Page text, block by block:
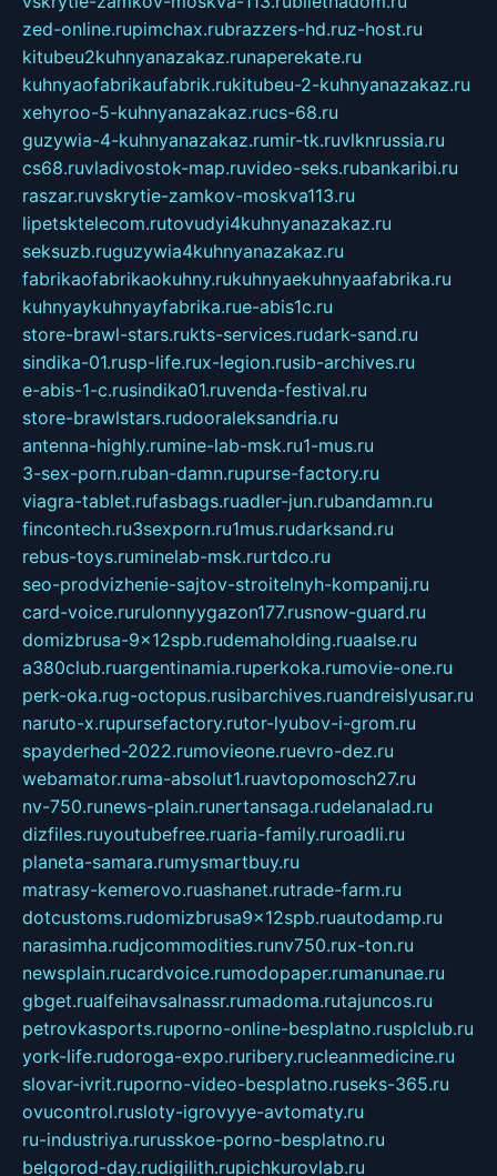
zed-online.rupimchax.rubrazzers-hd.ruz-host.ru
kitubeu2kuhnyanazakaz.runaperekate.ru
kuhnyaofabrikaufabrik.rukitubeu-2-kuhnyanazakaz.ru
xehyroo-5-kuhnyanazakaz.rucs-68.ru
guzywia-4-kuhnyanazakaz.rumir-tk.ruvlknrussia.ru
cs68.ruvladivostok-map.ruvideo-seks.rubankaribi.ru
raszar.ruvskrytie-zamkov-moskva113.ru
lipetsktelecom.rutovudyi4kuhnyanazakaz.ru
seksuzb.ruguzywia4kuhnyanazakaz.ru
fabrikaofabrikaokuhny.rukuhnyaekuhnyaafabrika.ru
kuhnyaykuhnyayfabrika.rue-abis1c.ru
store-brawl-stars.rukts-services.rudark-sand.ru
sindika-01.rusp-life.rux-legion.rusib-archives.ru
e-abis-1-c.rusindika01.ruvenda-festival.ru
store-brawlstars.rudooraleksandria.ru
antenna-highly.rumine-lab-msk.ru1-mus.ru
3-sex-porn.ruban-damn.rupurse-factory.ru
viagra-tablet.rufasbags.ruadler-jun.rubandamn.ru
fincontech.ru3sexporn.ru1mus.rudarksand.ru
rebus-toys.ruminelab-msk.rurtdco.ru
seo-prodvizhenie-sajtov-stroitelnyh-kompanij.ru
card-voice.rurulonnyygazon177.rusnow-guard.ru
domizbrusa-9x12spb.rudemaholding.ruaalse.ru
a380club.ruargentinamia.ruperkoka.rumovie-one.ru
perk-oka.rug-octopus.rusibarchives.ruandreislyusar.ru
naruto-x.rupursefactory.rutor-lyubov-i-grom.ru
spayderhed-2022.rumovieone.ruevro-dez.ru
webamator.ruma-absolut1.ruavtopomosch27.ru
nv-750.runews-plain.runertansaga.rudelanalad.ru
dizfiles.ruyoutubefree.ruaria-family.ruroadli.ru
planeta-samara.rumysmartbuy.ru
matrasy-kemerovo.ruashanet.rutrade-farm.ru
dotcustoms.rudomizbrusa9x12spb.ruautodamp.ru
narasimha.rudjcommodities.runv750.rux-ton.ru
newsplain.rucardvoice.rumodopaper.rumanunae.ru
gbget.rualfeihavsalnassr.rumadoma.rutajuncos.ru
petrovkasports.ruporno-online-besplatno.rusplclub.ru
york-life.rudoroga-expo.ruribery.rucleanmedicine.ru
slovar-ivrit.ruporno-video-besplatno.ruseks-365.ru
ovucontrol.rusloty-igrovyye-avtomaty.ru
ru-industriya.rurusskoe-porno-besplatno.ru
belgorod-day.rudigilith.rupichkurovlab.ru